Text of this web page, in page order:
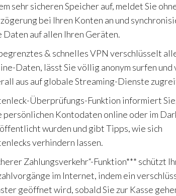
sehr sicheren Speicher auf, meldet Sie
bei Ihren Konten an und
Daten auf allen Ihren Geräten.
& schnelles VPN verschlüsselt
Daten, lässt Sie völlig anonym surfen und
aus auf globale Streaming-Dienste
Überprüfungs-Funktion informiert
persönlichen Kontodaten online oder im
wurden und gibt Tipps, wie sich
verhindern lassen.
Zahlungsverkehr“-Funktion*** schützt
im Internet, indem ein
geöffnet wird, sobald Sie zur Kasse